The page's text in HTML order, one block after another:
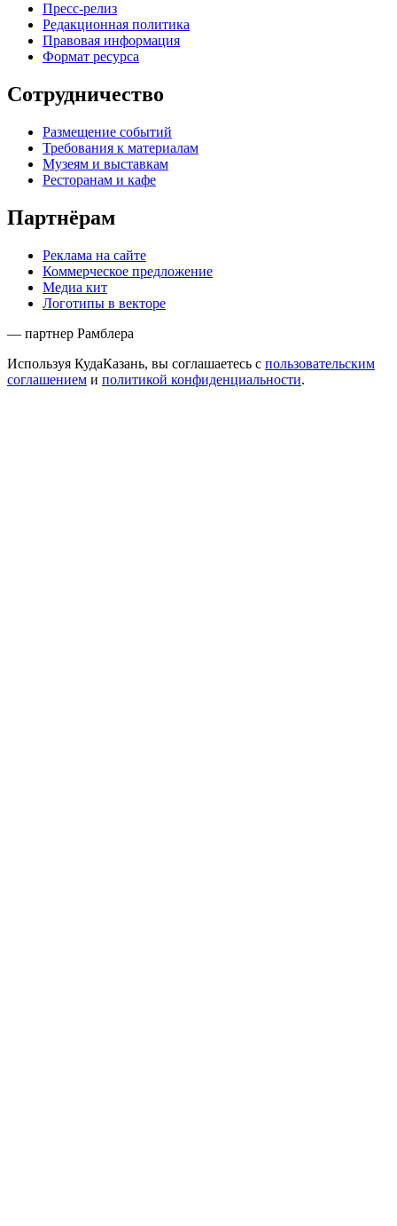
Пресс-релиз
Редакционная политика
Правовая информация
Формат ресурса
Сотрудничество
Размещение событий
Требования к материалам
Музеям и выставкам
Ресторанам и кафе
Партнёрам
Реклама на сайте
Коммерческое предложение
Медиа кит
Логотипы в векторе
— партнер Рамблера
Используя КудаКазань, вы соглашаетесь с пользовательским
соглашением и политикой конфиденциальности.